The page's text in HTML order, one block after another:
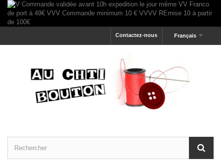
Français
Contactez-nous